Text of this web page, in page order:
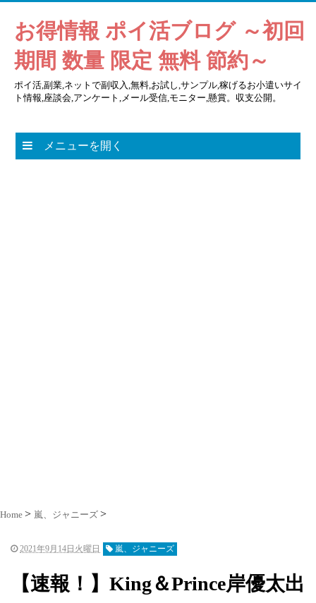
お得情報 ポイ活ブログ ～初回
期間 数量 限定 無料 節約～
ポイ活,副業,ネットで副収入,無料,お試し,サンプル,稼げるお小遣いサイ
ト情報,座談会,アンケート,メール受信,モニター,懸賞。収支公開。
メニューを開く
Home 嵐、ジャニーズ
2021年9月14日火曜日 嵐、ジャニーズ
【速報！】King＆Prince岸優太出